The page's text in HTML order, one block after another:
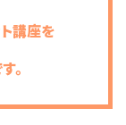
講座を
。